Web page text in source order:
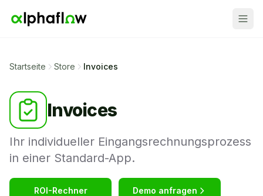
Startseite Store Invoices
Invoices
Ihr individueller Eingangsrechnungsprozess
in einer Standard-App.
ROI-Rechner
Demo anfragen